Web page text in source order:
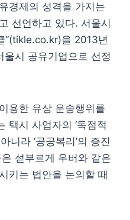
경제의 성격을 가지는
선언하고 있다. 서울시
”(tikle.co.kr)을 2013년
울시 공유기업으로 선정
용한 유상 운송행위를
택시 사업자의 ‘독점적
니라 ‘공공복리’의 증진
섣부르게 우버와 같은
키는 법안을 논의할 때